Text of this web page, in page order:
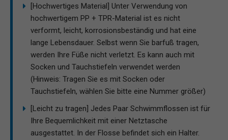
[Hochwertiges Material] Unter Verwendung von
hochwertigem PP + TPR-Material ist es nicht
verformt, leicht, korrosionsbeständig und hat eine
lange Lebensdauer. Selbst wenn Sie barfuß tragen,
werden Ihre Füße nicht verletzt. Es kann auch mit
Socken und Tauchstiefeln verwendet werden
(Hinweis: Tragen Sie es mit Socken oder
Tauchstiefeln, wählen Sie bitte eine Nummer größer)
[Leicht zu tragen] Jedes Paar Schwimmflossen ist für
Ihre Bequemlichkeit mit einer Netztasche
ausgestattet. In der Flosse befindet sich ein Halter.